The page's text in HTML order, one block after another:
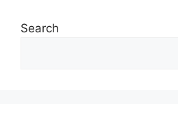
Search